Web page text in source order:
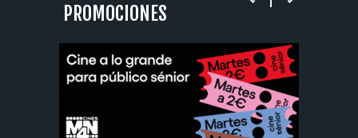
PROMOCIONES